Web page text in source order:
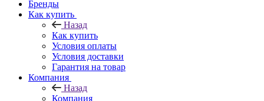
Бренды
Как купить
Назад
Как купить
Условия оплаты
Условия доставки
Гарантия на товар
Компания
Назад
Компания